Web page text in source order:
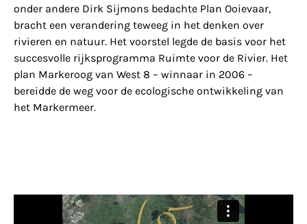
onder andere Dirk Sijmons bedachte Plan Ooievaar,
bracht een verandering teweeg in het denken over
rivieren en natuur. Het voorstel legde de basis voor het
succesvolle rijksprogramma Ruimte voor de Rivier. Het
plan Markeroog van West 8 – winnaar in 2006 –
bereidde de weg voor de ecologische ontwikkeling van
het Markermeer.